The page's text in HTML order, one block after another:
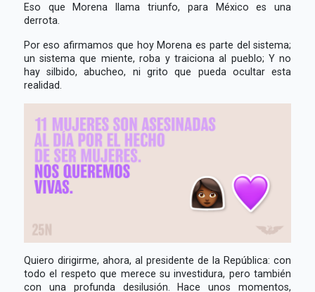
Eso que Morena llama triunfo, para México es una
derrota.
Por eso afirmamos que hoy Morena es parte del sistema;
un sistema que miente, roba y traiciona al pueblo; Y no
hay silbido, abucheo, ni grito que pueda ocultar esta
realidad.
Quiero dirigirme, ahora, al presidente de la República: con
todo el respeto que merece su investidura, pero también
con una profunda desilusión. Hace unos momentos,